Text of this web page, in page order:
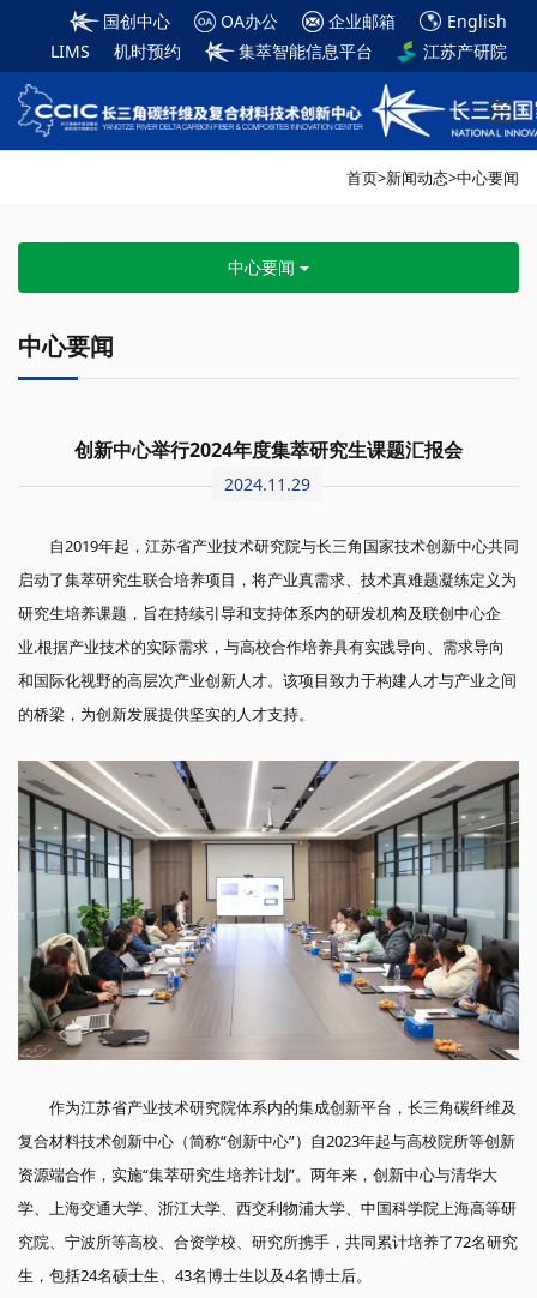
English
企业邮箱
OA办公
国创中心
江苏产研院
集萃智能信息平台
机时预约
LIMS
首页>新闻动态>中心要闻
中心要闻
中心要闻
创新中心举行2024年度集萃研究生课题汇报会
2024.11.29
自2019年起，江苏省产业技术研究院与长三角国家技术创新中心共同
启动了集萃研究生联合培养项目，将产业真需求、技术真难题凝练定义为
研究生培养课题，旨在持续引导和支持体系内的研发机构及联创中心企
业.根据产业技术的实际需求，与高校合作培养具有实践导向、需求导向
和国际化视野的高层次产业创新人才。该项目致力于构建人才与产业之间
的桥梁，为创新发展提供坚实的人才支持。
作为江苏省产业技术研究院体系内的集成创新平台，长三角碳纤维及
复合材料技术创新中心（简称“创新中心”）自2023年起与高校院所等创新
资源端合作，实施“集萃研究生培养计划”。两年来，创新中心与清华大
学、上海交通大学、浙江大学、西交利物浦大学、中国科学院上海高等研
究院、宁波所等高校、合资学校、研究所携手，共同累计培养了72名研究
生，包括24名硕士生、43名博士生以及4名博士后。